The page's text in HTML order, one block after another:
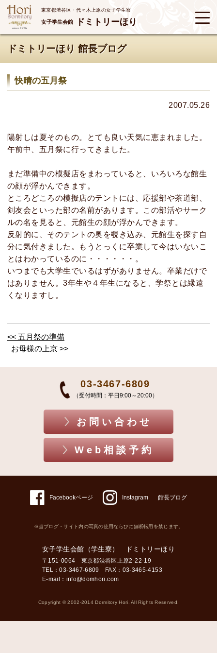
東京都渋谷区・代々木上原の女子学生寮
女子学生会館 ドミトリーほり
ドミトリーほり 館長ブログ
快晴の五月祭
2007.05.26
陽射しは夏そのもの。とても良い天気に恵まれました。
午前中、五月祭に行ってきました。
まだ準備中の模擬店をまわっていると、いろいろな館生
の顔が浮かんできます。
ところどころの模擬店のテントには、応援部や茶道部、
剣友会といった部の名前があります。この部活やサーク
ルの名を見ると、元館生の顔が浮かんできます。
反射的に、そのテントの奥を覗き込み、元館生を探す自
分に気付きました。もうとっくに卒業して今はいないこ
とはわかっているのに・・・・・・。
いつまでも大学生でいるはずがありません。卒業だけで
はありません。3年生や４年生になると、学祭とは縁遠
くなりますし。
<< 五月祭の準備
お母様の上京 >>
03-3467-6809
（受付時間：平日9:00～20:00）
お問い合わせ
Web相談予約
Facebookページ Instagram 館長ブログ
※当ブログ・サイト内の写真の使用ならびに無断転用を禁じます。
女子学生会館（学生寮） ドミトリーほり
〒151-0064 東京都渋谷区上原2-22-19
TEL：03-3467-6809 FAX：03-3465-4153
E-mail： info@domhori.com
Copyright © 2002-2014 Dormitory Hori. All Rights Reserved.